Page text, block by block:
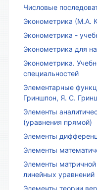
Числовые
Эконометрика (М.А.
Эконометрика -
Эконометрика для
Эконометрика.
специальностей
Элементарные
Гриншпон, Я. С.
Элементы
(уравнения прямой)
Элементы
Элементы
Элементы
линейных уравнений
Элементы теории